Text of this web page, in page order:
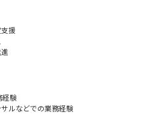
ュール管理、チーム連携
手エンジニア育成
ずれかを担当します：
特に親和性があります
な観点で形にしてきた経験
ビスの価値を説明してきた経験
テーマを前に進めた経験
カーでのプロセスエンジニアまたはアプリ
学院修了（修士または博士）
膜、エッチング、洗浄などに関わる知識や
援
経験
ルなどでの業務経験